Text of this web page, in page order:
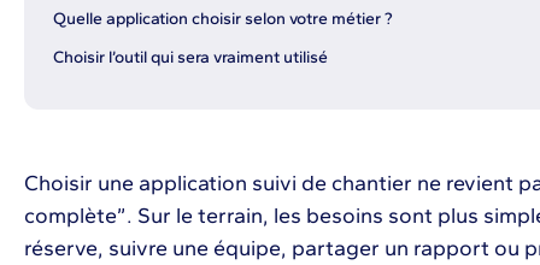
Quelle application choisir selon votre métier ?
‍Choisir l’outil qui sera vraiment utilisé
Choisir une application suivi de chantier ne revient
complète”. Sur le terrain, les besoins sont plus
réserve, suivre une équipe, partager un rapport ou